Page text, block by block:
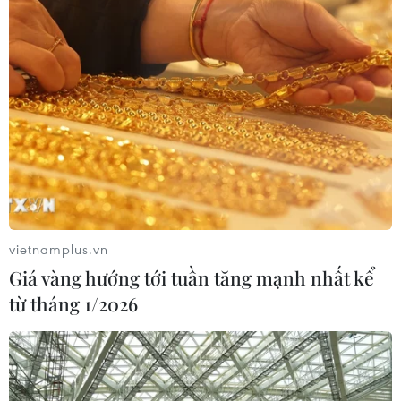
07/08/2026 10:33
Có 50 cơ sở kiểm nghiệm được GACC
chấp nhận phục vụ xuất khẩu mít,
sầu riêng
07/08/2026 10:27
Hàn Quốc áp dụng ưu đãi thuế hỗ
trợ 6 ngành công nghiệp chiến lược
07/08/2026 10:21
Hạ tầng AI - động lực tăng trưởng
mới của Đông Nam Á
07/08/2026 10:19
vietnamplus.vn
Giá vàng hướng tới tuần tăng mạnh nhất kể
từ tháng 1/2026